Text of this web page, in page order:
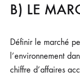
B) LE
Définir le marché
l’environnement
chiffre d’affaires